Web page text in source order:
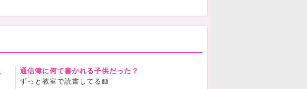
通信簿に何て書かれる子供だった？
ずっと教室で読書してる📖